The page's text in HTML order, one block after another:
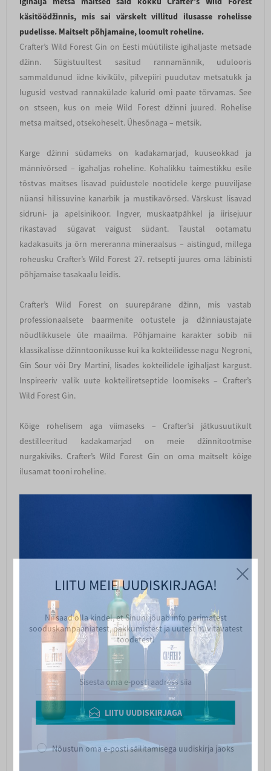
käsitöödžinnis, mis sai värskelt villitud ilusasse rohelisse
pudelisse. Maitselt põhjamaine, loomult roheline.
Crafter’s Wild Forest Gin on Eesti müütiliste igihaljaste metsade
džinn. Sügistuultest sasitud rannamännik, udulooris
sammaldunud iidne kivikülv, pilvepiiri puudutav metsatukk ja
lugusid vestvad rannakülade kalurid omi paate tõrvamas. See
on stseen, kus on meie Wild Forest džinni juured. Rohelise
metsa maitsed, otsekoheselt. Ühesõnaga – metsik.
Karge džinni südameks on kadakamarjad, kuuseokkad ja
männivõrsed – igahaljas roheline. Kohalikku taimestikku esile
tõstvas maitses lisavad puidustele nootidele kerge puuviljase
nüansi hilissuvine kanarbik ja mustikavõrsed. Värskust lisavad
sidruni- ja apelsinikoor. Ingver, muskaatpähkel ja iirisejuur
rikastavad sügavat vaigust südant. Taustal ootamatu
kadakasuits ja õrn mereranna mineraalsus – aistingud, millega
roheusku Crafter’s Wild Forest 27. retsepti juures oma läbinisti
põhjamaise tasakaalu leidis.
Crafter’s Wild Forest on suurepärane džinn, mis vastab
professionaalsete baarmenite ootustele ja džinniaustajate
nõudlikkusele üle maailma. Põhjamaine karakter sobib nii
klassikalisse džinntoonikusse kui ka kokteilidesse nagu Negroni,
Gin Sour või Dry Martini, lisades kokteilidele igihaljast kargust.
Inspireeriv valik uute kokteiliretseptide loomiseks – Crafter’s
Wild Forest Gin.
Kõige rohelisem aga viimaseks – Crafter’si jätkusuutikult
destilleeritud kadakamarjad on meie džinnitootmise
nurgakiviks. Crafter’s Wild Forest Gin on oma maitselt kõige
ilusamat tooni roheline.
LIITU MEIE UUDISKIRJAGA!
Nii saad olla kindel, et Sinuni jõuab info parimatest
sooduskampaaniatest, pakkumistest ja uutest huvitavatest
toodetest!
LIITU UUDISKIRJAGA
Nõustun oma e-posti säilitamisega uudiskirja jaoks